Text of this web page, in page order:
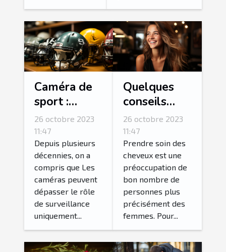
Caméra de
sport :
parlons-en !
26 octobre 2023
11:47
Depuis plusieurs
décennies, on a
compris que Les
caméras peuvent
dépasser le rôle
de surveillance
uniquement...
Quelques
conseils
pour
fortifier ses
cheveux ?
26 octobre 2023
11:47
Prendre soin des
cheveux est une
préoccupation de
bon nombre de
personnes plus
précisément des
femmes. Pour...